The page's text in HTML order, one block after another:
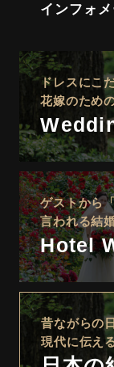
インフォ
ドレスにこ
花嫁のため
ゲストから
言われる結
Hotel
昔ながらの
現代に伝え